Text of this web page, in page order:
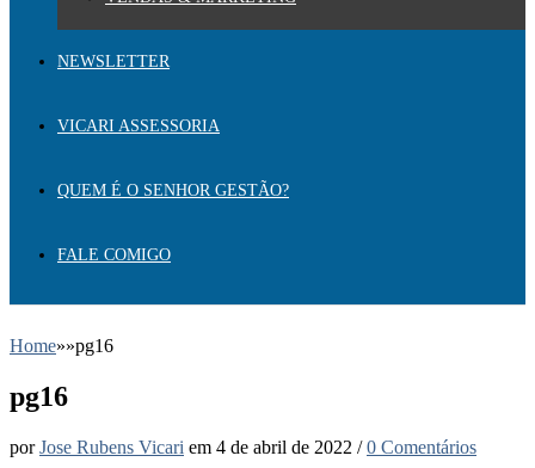
NEWSLETTER
VICARI ASSESSORIA
QUEM É O SENHOR GESTÃO?
FALE COMIGO
Home»»pg16
pg16
porJose Rubens Vicari em 4 de abril de 2022 /0 Comentários